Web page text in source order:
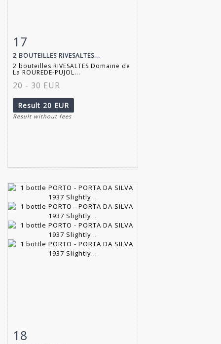
Item detail
17
2 BOUTEILLES RIVESALTES...
2 bouteilles RIVESALTES Domaine de
La ROUREDE-PUJOL...
20 - 30 EUR
Result 20 EUR
Result without fees
Item detail
18